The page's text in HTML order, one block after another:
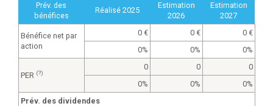
Prév. des
bénéfices
Réalisé 2025
Estimation
2026
Estimation
2027
Bénéfice net par
action
0 0
0
0%
0% 0%
PER (?)
0 0
0
0%
0%
0%
Prév. des dividendes